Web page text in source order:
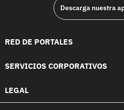
Descarga nuestra
RED DE PORTALES
SERVICIOS CORPORATIVOS
LEGAL